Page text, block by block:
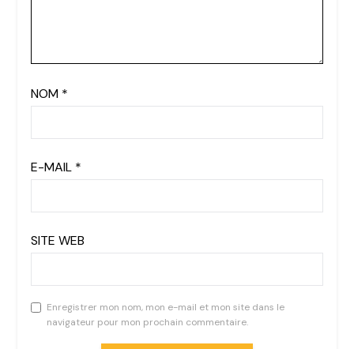
NOM *
E-MAIL *
SITE WEB
Enregistrer mon nom, mon e-mail et mon site dans le
navigateur pour mon prochain commentaire.